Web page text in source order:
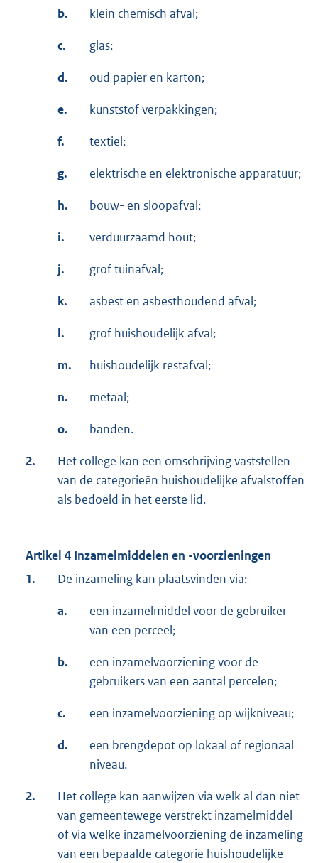
b. klein chemisch afval;
c. glas;
d. oud papier en karton;
e. kunststof verpakkingen;
f. textiel;
g. elektrische en elektronische apparatuur;
h. bouw- en sloopafval;
i. verduurzaamd hout;
j. grof tuinafval;
k. asbest en asbesthoudend afval;
l. grof huishoudelijk afval;
m. huishoudelijk restafval;
n. metaal;
o. banden.
2.
Het college kan een omschrijving vaststellen
van de categorieën huishoudelijke afvalstoffen
als bedoeld in het eerste lid.
Artikel 4 Inzamelmiddelen en -voorzieningen
1.
De inzameling kan plaatsvinden via:
a.
een inzamelmiddel voor de gebruiker
van een perceel;
b.
een inzamelvoorziening voor de
gebruikers van een aantal percelen;
c. een inzamelvoorziening op wijkniveau;
d.
een brengdepot op lokaal of regionaal
niveau.
2.
Het college kan aanwijzen via welk al dan niet
van gemeentewege verstrekt inzamelmiddel
of via welke inzamelvoorziening de inzameling
van een bepaalde categorie huishoudelijke